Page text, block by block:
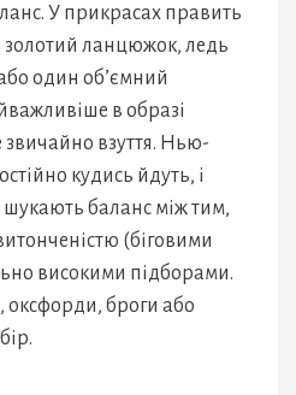
У прикрасах править
золотий ланцюжок, ледь
один об’ємний
в образі
звичайно взуття. Нью-
кудись йдуть, і
шукають баланс між тим,
(біговими
високими підборами.
броги або